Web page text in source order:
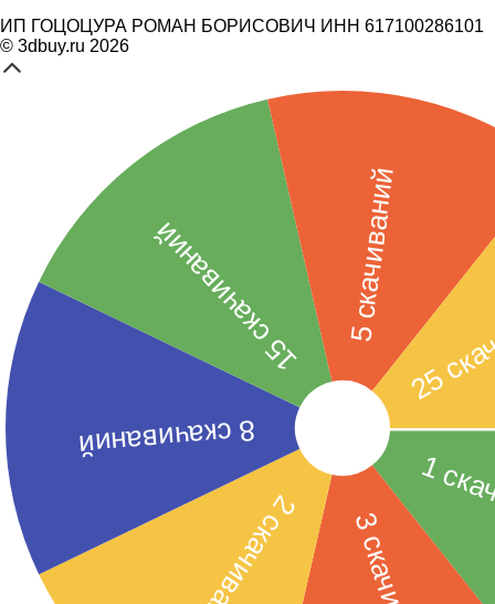
ИП ГОЦОЦУРА РОМАН БОРИСОВИЧ ИНН 617100286101
© 3dbuy.ru 2026